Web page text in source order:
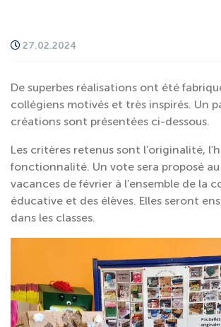
27.02.2024
De superbes réalisations ont été
collégiens motivés et très inspirés. Un
créations sont présentées ci-dessous.
Les critères retenus sont l’originalité,
fonctionnalité. Un vote sera proposé
vacances de février à l’ensemble de la
éducative et des élèves. Elles seront
dans les classes.